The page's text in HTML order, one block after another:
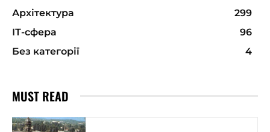
Архітектура
299
ІТ-сфера
96
Без категорії
4
MUST READ